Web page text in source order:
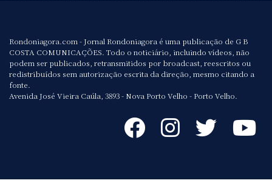
Rondoniagora.com - Jornal Rondoniagora é uma publicação de G B
COSTA COMUNICAÇÕES. Todo o noticiário, incluindo vídeos, não
podem ser publicados, retransmitidos por broadcast, reescritos ou
redistribuídos sem autorização escrita da direção, mesmo citando a
fonte.
Avenida José Vieira Caúla, 3893 - Nova Porto Velho - Porto Velho.